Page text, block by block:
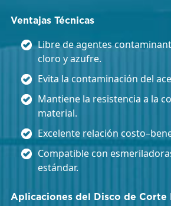
Ventajas Técnicas
Libre de agentes
cloro y azufre.
Evita la contaminación del
Mantiene la resistencia a la
material.
Excelente relación
Compatible con
estándar.
Aplicaciones del Disco de Corte